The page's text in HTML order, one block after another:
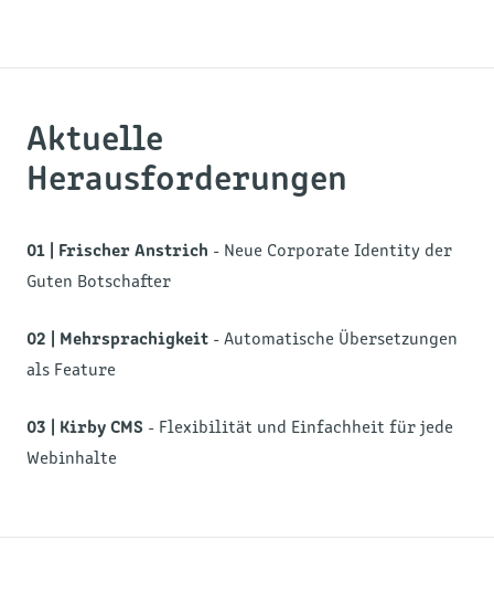
Aktuelle
Herausforderungen
01 | Frischer Anstrich - Neue Corporate Identity der
Guten Botschafter
02 | Mehrsprachigkeit - Automatische Übersetzungen
als Feature
03 | Kirby CMS - Flexibilität und Einfachheit für jede
Webinhalte